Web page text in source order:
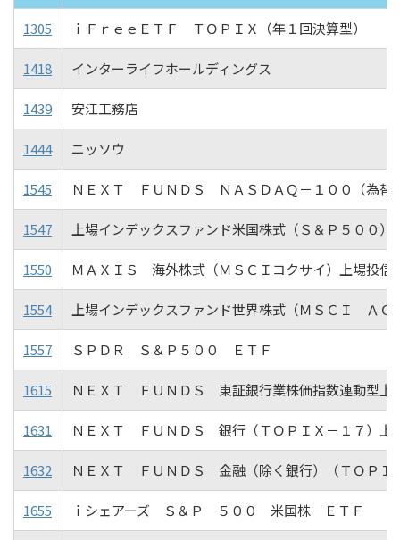
1305 ｉＦｒｅｅＥＴＦ ＴＯＰＩＸ（年１回決算型）
1418 インターライフホールディングス
1439 安江工務店
1444 ニッソウ
1545 ＮＥＸＴ ＦＵＮＤＳ ＮＡＳＤＡＱ－１００（為替
1547 上場インデックスファンド米国株式（Ｓ＆Ｐ５００）
1550 ＭＡＸＩＳ 海外株式（ＭＳＣＩコクサイ）上場投信
1554 上場インデックスファンド世界株式（ＭＳＣＩ ＡＣ
1557 ＳＰＤＲ Ｓ＆Ｐ５００ ＥＴＦ
1615 ＮＥＸＴ ＦＵＮＤＳ 東証銀行業株価指数連動型上
1631 ＮＥＸＴ ＦＵＮＤＳ 銀行（ＴＯＰＩＸ－１７）上
1632 ＮＥＸＴ ＦＵＮＤＳ 金融（除く銀行）（ＴＯＰＩ
1655 ｉシェアーズ Ｓ＆Ｐ ５００ 米国株 ＥＴＦ